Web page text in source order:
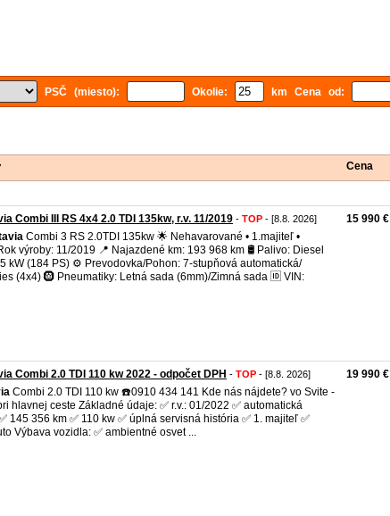
PSČ (miesto): Okolie: km Cena od:
Cena
Combi III RS 4x4 2.0 TDI 135kw, r.v. 11/2019 - TOP - [8.8. 2026]
Combi 3 RS 2.0TDI 135kw 🌟 Nehavarované • 1.majiteľ •
výroby: 11/2019 📍 Najazdené km: 193 968 km 🛢️ Palivo: Diesel
kW (184 PS) ⚙️ Prevodovka/Pohon: 7-stupňová automatická/
(4x4) 🛞 Pneumatiky: Letná sada (6mm)/Zimná sada 🆔 VIN:
15 990 €
Combi 2.0 TDI 110 kw 2022 - odpočet DPH - TOP - [8.8. 2026]
Combi 2.0 TDI 110 kw ☎️0910 434 141 Kde nás nájdete? vo Svite -
hlavnej ceste Základné údaje: ✅ r.v.: 01/2022 ✅ automatická
145 356 km ✅ 110 kw ✅ úplná servisná história ✅ 1. majiteľ ✅
Výbava vozidla: ✅ ambientné osvet ...
19 990 €